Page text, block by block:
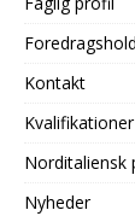
Kontakt
Nyheder